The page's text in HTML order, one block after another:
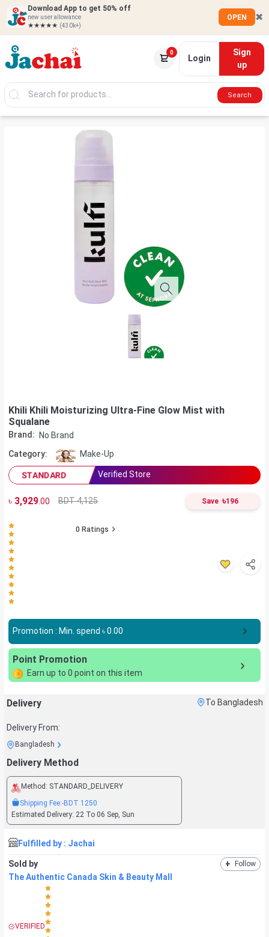
Download App to get 50% off
new user allowance
★★★★★ (430k+)
OPEN ✖
0
Login
Sign
up
Search
Khili Khili Moisturizing Ultra-Fine Glow Mist with
Squalane
Brand: No Brand
Category:
Make-Up
STANDARD Verified Store
৳ 3,929.00 BDT 4,125 Save ৳196
0 Ratings
Promotion : Min. spend ৳0.00
Point Promotion
Earn up to 0 point on this item
Delivery To Bangladesh
Delivery From:
Bangladesh
Delivery Method
Method: STANDARD_DELIVERY
Shipping Fee:-BDT 1250
Estimated Delivery: 22 To 06 Sep, Sun
Fulfilled by : Jachai
Sold by + Follow
The Authentic Canada Skin & Beauty Mall
VERIFIED